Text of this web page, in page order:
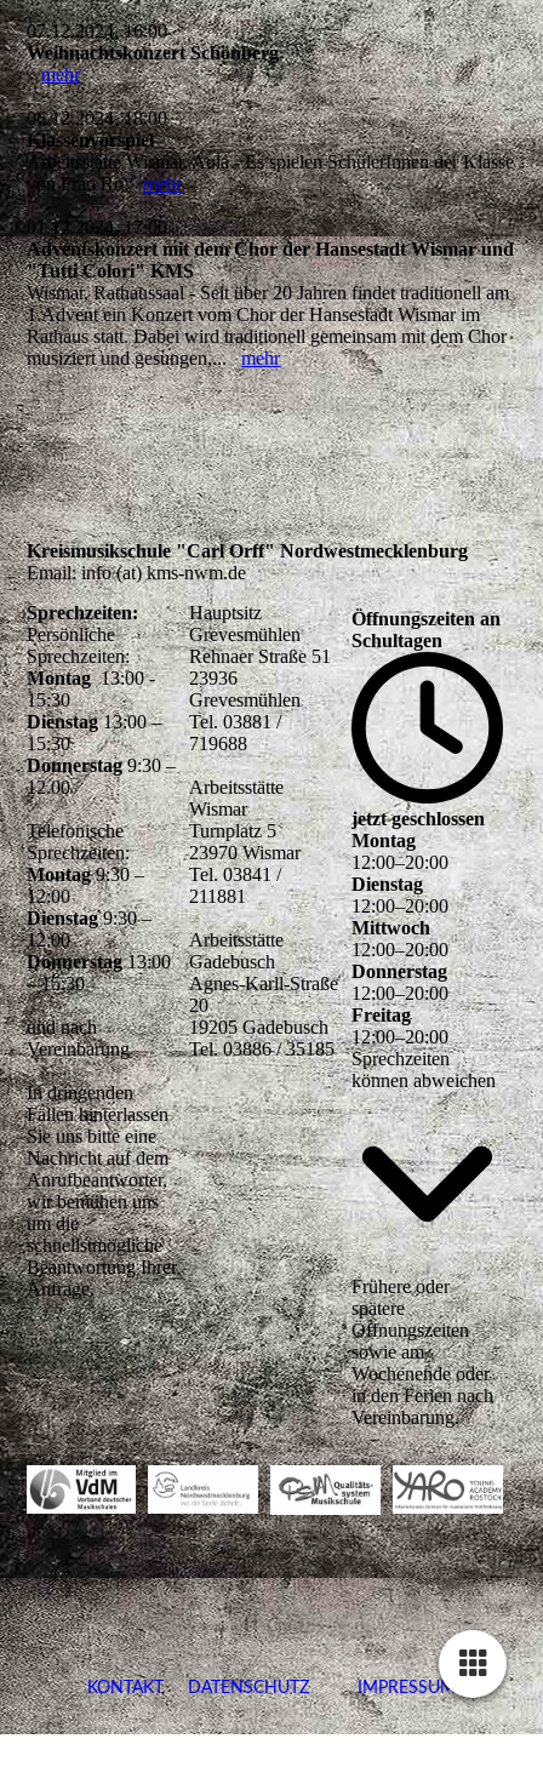
07.12.2024, 16:00
Weihnachtskonzert Schönberg
mehr
06.12.2024, 18:00
Klassenvorspiel
Arbeitsstätte Wismar, Aula - Es spielen SchülerInnen der Klasse
von Frau Ro,mehr
01.12.2024, 17:00
Adventskonzert mit dem Chor der Hansestadt Wismar und
"Tutti Colori" KMS
Wismar, Rathaussaal - Seit über 20 Jahren findet traditionell am
1.Advent ein Konzert vom Chor der Hansestadt Wismar im
Rathaus statt. Dabei wird traditionell gemeinsam mit dem Chor
musiziert und gesungen,...mehr
Kreismusikschule "Carl Orff" Nordwestmecklenburg
Email: info (at) kms-nwm.de
Sprechzeiten:
Persönliche
Sprechzeiten:
Montag13:00 -
15:30
Dienstag13:00 –
15:30
Donnerstag9:30 –
12.00
Telefonische
Sprechzeiten:
Montag9:30 –
12:00
Dienstag9:30 –
12:00
Donnerstag13:00
– 15:30
und nach
Vereinbarung
In dringenden
Fällen hinterlassen
Sie uns bitte eine
Nachricht auf dem
Anrufbeantworter,
wir bemühen uns
um die
schnellstmögliche
Beantwortung Ihrer
Anfrage.
Hauptsitz
Grevesmühlen
Rehnaer Straße 51
23936
Grevesmühlen
Tel. 03881 /
719688
Arbeitsstätte
Wismar
Turnplatz 5
23970 Wismar
Tel. 03841 /
211881
Arbeitsstätte
Gadebusch
Agnes-Karll-Straße
20
19205 Gadebusch
Tel. 03886 / 35185
Öffnungszeiten an
Schultagen
jetzt geschlossen
Montag
12:00–20:00
Dienstag
12:00–20:00
Mittwoch
12:00–20:00
Donnerstag
12:00–20:00
Freitag
12:00–20:00
Sprechzeiten
können abweichen
Frühere oder
spätere
Öffnungszeiten
sowie am
Wochenende oder
in den Ferien nach
Vereinbarung.
KONTAKT DATENSCHUTZIMPRESSUM